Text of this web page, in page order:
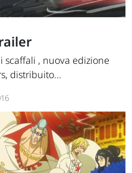
, nuova edizione
distribuito...